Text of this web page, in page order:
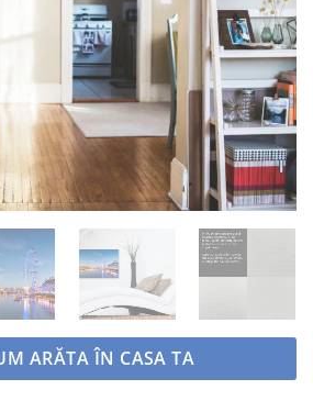
Adaugă
la
favorite
ARĂTA ÎN CASA TA